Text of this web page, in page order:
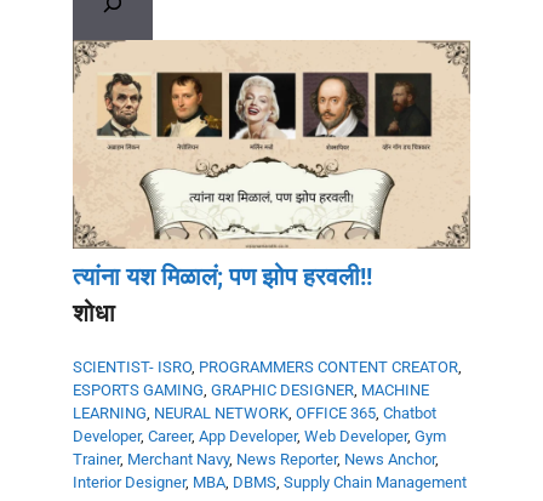
त्यांना यश मिळालं; पण झोप हरवली!!
शोधा
SCIENTIST- ISRO, PROGRAMMERS CONTENT CREATOR
ESPORTS GAMING GRAPHIC DESIGNER MACHINE
LEARNING NEURAL NETWORK OFFICE 365 Chatbot
Developer, Career, App Developer, Web Developer, Gym
Trainer, Merchant Navy, News Reporter, News Anchor,
Interior Designer, MBA DBMS Supply Chain Management